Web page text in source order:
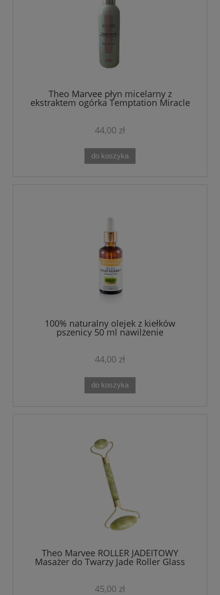
Theo Marvee płyn micelarny z
ekstraktem ogórka Temptation Miracle
Micellar Solution 200ml
44,00 zł
do koszyka
100% naturalny olejek z kiełków
pszenicy 50 ml nawilżenie
44,00 zł
do koszyka
Theo Marvee ROLLER JADEITOWY
Masażer do Twarzy Jade Roller Glass
Skin
45,00 zł